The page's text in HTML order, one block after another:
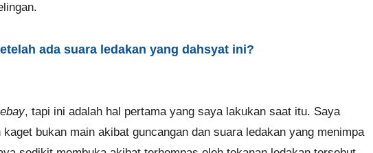
ada suara ledakan yang dahsyat ini?
, tapi ini adalah hal pertama yang saya lakukan saat itu. Saya
bukan main akibat guncangan dan suara ledakan yang menimpa